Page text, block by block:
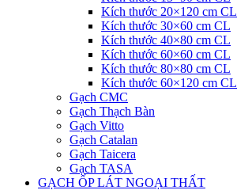
Kích thước 20×120 cm CL
Kích thước 30×60 cm CL
Kích thước 40×80 cm CL
Kích thước 60×60 cm CL
Kích thước 80×80 cm CL
Kích thước 60×120 cm CL
Gạch CMC
Gạch Thạch Bàn
Gạch Vitto
Gạch Catalan
Gạch Taicera
Gạch TASA
GẠCH ỐP LÁT NGOẠI THẤT